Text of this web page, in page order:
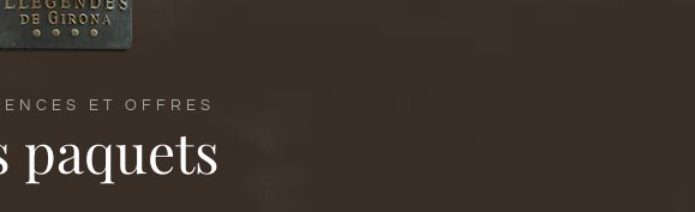
ET OFFRES
paquets